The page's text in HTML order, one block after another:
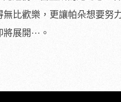
比歡樂， 更讓帕朵想要努
展開···。